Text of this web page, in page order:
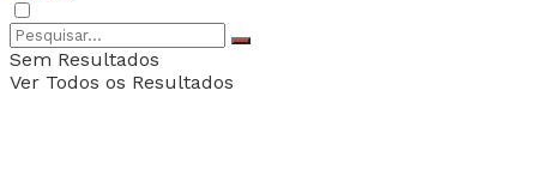
Sem Resultados
Ver Todos os Resultados